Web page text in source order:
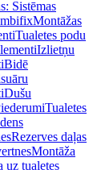
Sistēmas
Montāžas
Tualetes podu
Izlietņu
Bidē
Dušu
Tualetes
Rezerves daļas
Montāža
uz tualetes